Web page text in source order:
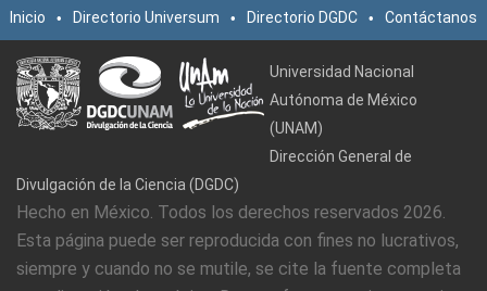
Inicio • Directorio Universum • Directorio DGDC • Contáctanos
Universidad Nacional
Autónoma de México
(UNAM)
Dirección General de
Divulgación de la Ciencia (DGDC)
Hecho en México. Todos los derechos reservados 2026.
Esta página puede ser reproducida con fines no lucrativos,
siempre y cuando no se mutile, se cite la fuente completa